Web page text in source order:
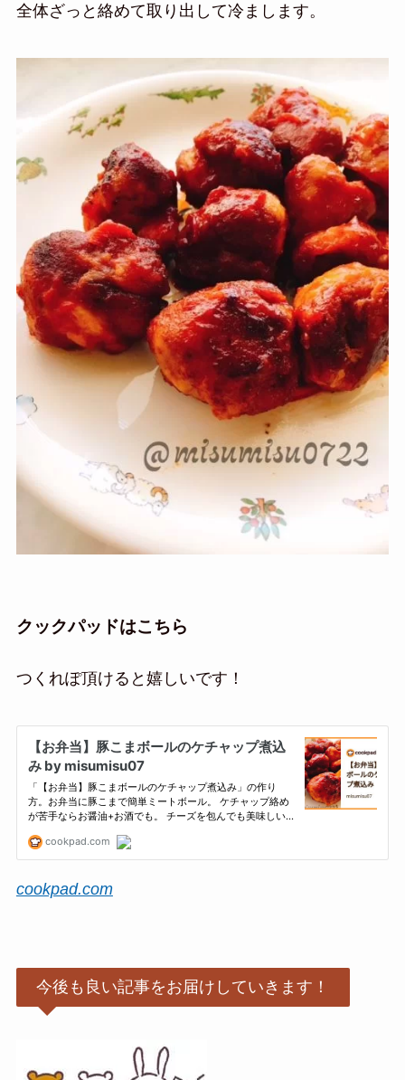
全体ざっと絡めて取り出して冷まします。
クックパッドはこちら
つくれぽ頂けると嬉しいです！
cookpad.com
今後も良い記事をお届けしていきます！